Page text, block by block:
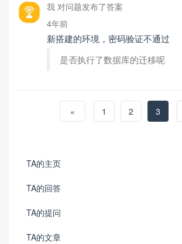
我 对问题发布了答案
4年前
新搭建的环境，密码验证不通过
是否执行了数据库的迁移呢
« 1 2 3
TA的主页
TA的回答
TA的提问
TA的文章